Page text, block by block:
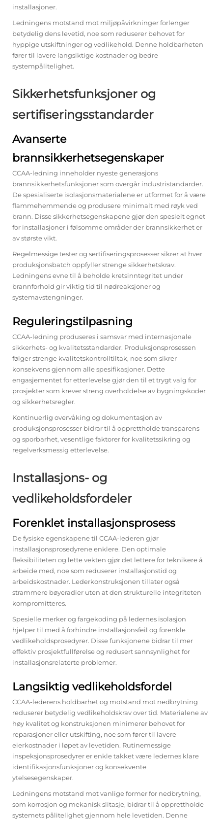
installasjoner.
Ledningens motstand mot miljøpåvirkninger forlenger
betydelig dens levetid, noe som reduserer behovet for
hyppige utskiftninger og vedlikehold. Denne holdbarheten
fører til lavere langsiktige kostnader og bedre
systempålitelighet.
Sikkerhetsfunksjoner og
sertifiseringsstandarder
Avanserte
brannsikkerhetsegenskaper
CCAA-ledning inneholder nyeste generasjons
brannsikkerhetsfunksjoner som overgår industristandarder.
De spesialiserte isolasjonsmaterialene er utformet for å være
flammehemmende og produsere minimalt med røyk ved
brann. Disse sikkerhetsegenskapene gjør den spesielt egnet
for installasjoner i følsomme områder der brannsikkerhet er
av største vikt.
Regelmessige tester og sertifiseringsprosesser sikrer at hver
produksjonsbatch oppfyller strenge sikkerhetskrav.
Ledningens evne til å beholde kretsinntegritet under
brannforhold gir viktig tid til nødreaksjoner og
systemavstengninger.
Reguleringstilpasning
CCAA-ledning produseres i samsvar med internasjonale
sikkerhets- og kvalitetsstandarder. Produksjonsprosessen
følger strenge kvalitetskontrolltiltak, noe som sikrer
konsekvens gjennom alle spesifikasjoner. Dette
engasjementet for etterlevelse gjør den til et trygt valg for
prosjekter som krever streng overholdelse av bygningskoder
og sikkerhetsregler.
Kontinuerlig overvåking og dokumentasjon av
produksjonsprosesser bidrar til å opprettholde transparens
og sporbarhet, vesentlige faktorer for kvalitetssikring og
regelverksmessig etterlevelse.
Installasjons- og
vedlikeholdsfordeler
Forenklet installasjonsprosess
De fysiske egenskapene til CCAA-lederen gjør
installasjonsprosedyrene enklere. Den optimale
fleksibiliteten og lette vekten gjør det lettere for teknikere å
arbeide med, noe som reduserer installasjonstid og
arbeidskostnader. Lederkonstruksjonen tillater også
strammere bøyeradier uten at den strukturelle integriteten
kompromitteres.
Spesielle merker og fargekoding på ledernes isolasjon
hjelper til med å forhindre installasjonsfeil og forenkle
vedlikeholdsprosedyrer. Disse funksjonene bidrar til mer
effektiv prosjektfullførelse og redusert sannsynlighet for
installasjonsrelaterte problemer.
Langsiktig vedlikeholdsfordel
CCAA-lederens holdbarhet og motstand mot nedbrytning
reduserer betydelig vedlikeholdskrav over tid. Materialene av
høy kvalitet og konstruksjonen minimerer behovet for
reparasjoner eller utskifting, noe som fører til lavere
eierkostnader i løpet av levetiden. Rutinemessige
inspeksjonsprosedyrer er enkle takket være ledernes klare
identifikasjonsfunksjoner og konsekvente
ytelsesegenskaper.
Ledningens motstand mot vanlige former for nedbrytning,
som korrosjon og mekanisk slitasje, bidrar til å opprettholde
systemets pålitelighet gjennom hele levetiden. Denne